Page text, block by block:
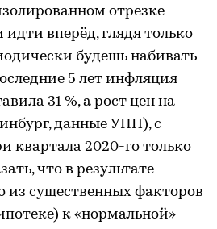
отрезке
идти вперёд, глядя только
будешь набивать
5 лет инфляция
31 %, а рост цен на
данные УПН), с
квартала 2020-го только
что в результате
из существенных факторов
к «нормальной»